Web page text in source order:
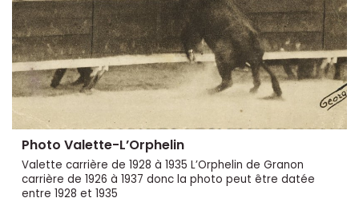
Photo Valette-L’Orphelin
Valette carrière de 1928 à 1935 L’Orphelin de Granon
carrière de 1926 à 1937 donc la photo peut être datée
entre 1928 et 1935